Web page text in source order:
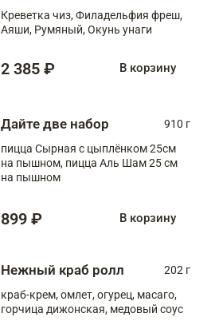
Креветка чиз, Филадельфия фреш,
Аяши, Румяный, Окунь унаги
2 385 ₽ В корзину
Дайте две набор
910 г
пицца Сырная с цыплёнком 25см
на пышном, пицца Аль Шам 25 см
на пышном
899 ₽ В корзину
Нежный краб ролл
202 г
краб-крем, омлет, огурец, масаго,
горчица дижонская, медовый соус